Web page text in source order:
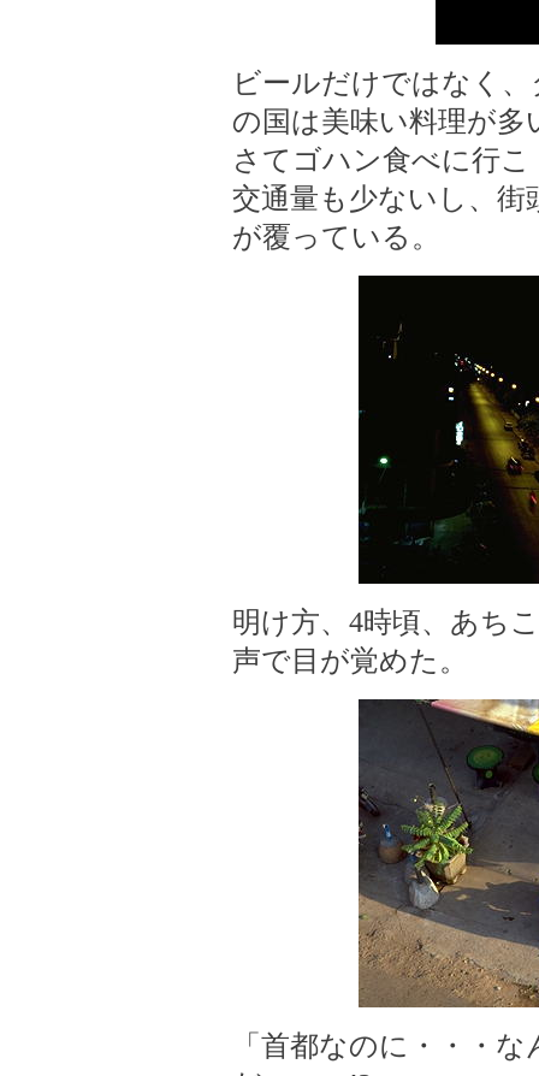
ビールだけではなく
の国は美味い料理が多
さてゴハン食べに行
交通量も少ないし、街
が覆っている。
明け方、4時頃、あち
声で目が覚めた。
「首都なのに・・・